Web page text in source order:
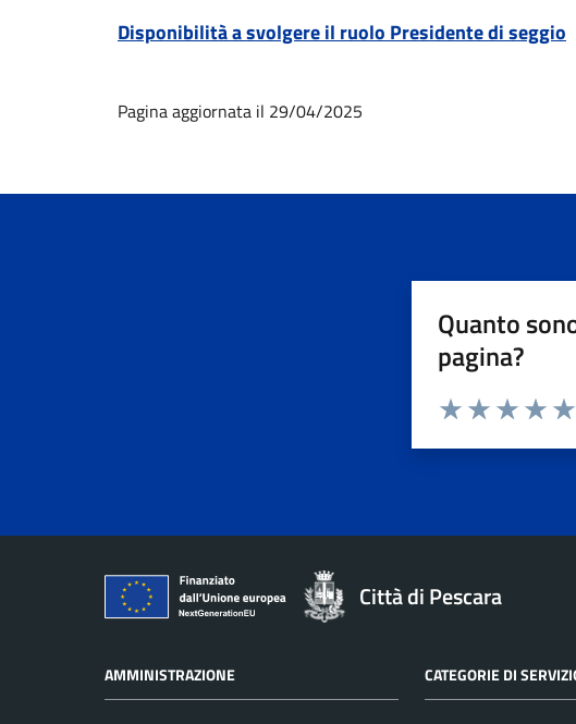
Disponibilitàa svolgere il ruolo Presidente di seggio
Pagina aggiornata il 29/04/2025
Quanto
pagina?
Città di Pescara
AMMINISTRAZIONE CATEGORIE DI